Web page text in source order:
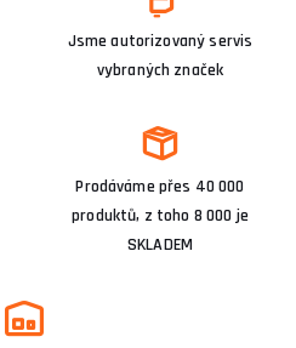
Jsme autorizovaný servis
vybraných značek
Prodáváme přes 40 000
produktů, z toho 8 000 je
SKLADEM